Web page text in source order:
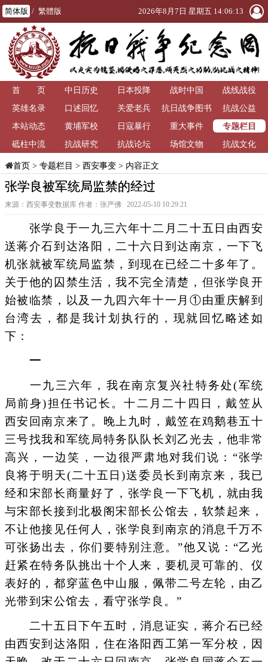
简体版 / 繁體版 2026年8月7日 星期五 14:06:14
首 页 中日历史 日本投降 战时中国
战线战役
英雄名录
口述回忆 关爱老兵
抗日战争图书
馆
抗战公益
本站动态
黄埔军校 日寇暴行 重大事件
专题栏目
砥柱中流
抗战研究 抗战论坛 场馆文物 抗战文化
首页> 专题栏目 > 西安事变> 内容正文
张学良被军统局监禁的经过
来源：西安事变数据库 作者：张严佛 2022-05-10 10:29:21
张学良于一九三六年十二月二十五日由西安
送蒋介石到达洛阳，二十六日到达南京，一下飞
机张就被军统局监禁，到现在已经二十多年了。
关于他的囚禁生活，我不完全清楚，但张学良开
始被临禁，以及一九四六年十一月①由重庆解到
台湾去，都是我计划执行的，现就回忆略述如
下：
一
一九三六年，我在南京复兴社特务处(军统
局前身)担任书记长。十二月二十四日，戴笠从
西安回南京来了。晚上九时，戴笠在鸡鹅巷五十
三号找我和军统局特务队队长刘乙光去，他非常
高兴，一边笑，一边很严肃地对我们说：“张学
良将于明天(二十五日)送委员长到南京来，我已
经和宋部长商量好了，张学良一下飞机，就由我
与宋部长接到北极阁宋部长公馆去，软禁起来，
不让他接见任何人，张学良到南京的消息千万不
可张扬出去，你们要特别注意。”他又说：“乙光
赶紧在特务队挑出十个人来，要机灵可靠的、仪
表好的，都穿蓝色中山服，佩带二号左轮，由乙
光带到宋公馆去，看守张学良。”
二十五日下午五时，消息证实，蒋介石已经
由西安到达洛阳，住在洛阳西工第一军分校，因